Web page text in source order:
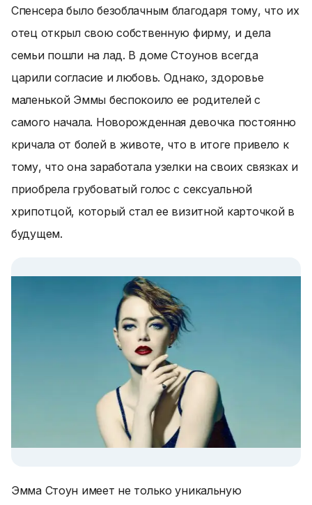
Спенсера было безоблачным благодаря тому, что их
отец открыл свою собственную фирму, и дела
семьи пошли на лад. В доме Стоунов всегда
царили согласие и любовь. Однако, здоровье
маленькой Эммы беспокоило ее родителей с
самого начала. Новорожденная девочка постоянно
кричала от болей в животе, что в итоге привело к
тому, что она заработала узелки на своих связках и
приобрела грубоватый голос с сексуальной
хрипотцой, который стал ее визитной карточкой в
будущем.
Эмма Стоун имеет не только уникальную